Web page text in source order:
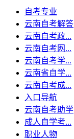
自考专业
云南自考解答
云南自考政...
云南自考网...
云南自考学...
云南省自学...
云南自考成...
入口导航
云南自考助学
成人自学考...
职业人物